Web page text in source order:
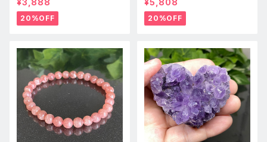
ッパワーストーン
¥3,888
20%OFF
ットパワーストーン
¥5,808
20%OFF